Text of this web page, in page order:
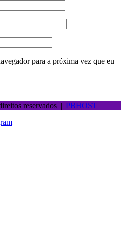
para a próxima vez que eu
reservados | PBHOST